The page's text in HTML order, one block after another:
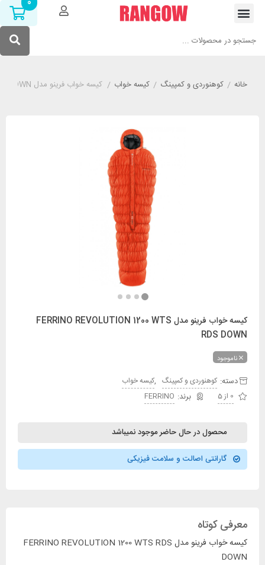
خانه/ کوهنوردی و کمپینگ/ کیسه خواب/ کیسه خواب فرینو مدل FERRINO REVOLUTION 1200 WTS RDS DOWN
کیسه خواب فرینو مدل FERRINO REVOLUTION 1200 WTS
RDS DOWN
ناموجود
دسته: کوهنوردی و کمپینگ
کیسه خواب
0 از 5
FERRINO
محصول در حال حاضر موجود نمیباشد
گارانتی اصالت و سلامت فیزیکی
معرفی کوتاه
کیسه خواب فرینو مدل FERRINO REVOLUTION 1200 WTS RDS
DOWN